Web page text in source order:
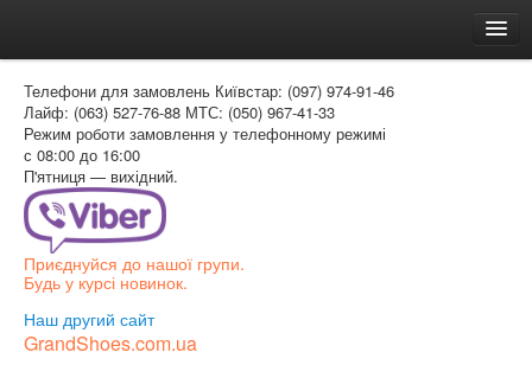
Доставка и оплата
Как заказать
Контакти
Таблиця розмірів
Вхід для покупця
Телефони для замовлень Київстар: (097) 974-91-46
Лайф: (063) 527-76-88 МТС: (050) 967-41-33
Режим роботи замовлення у телефонному режимі
с 08:00 до 16:00
П'ятниця — вихідний.
Приєднуйся до нашої групи.
Будь у курсі новинок.
Наш другий сайт
GrandShoes.com.ua